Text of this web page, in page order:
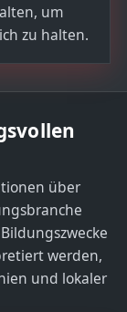
um
zu halten.
über
werden,
und lokaler